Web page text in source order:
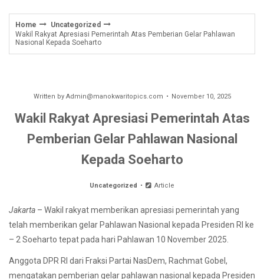
Home
Uncategorized
Wakil Rakyat Apresiasi Pemerintah Atas Pemberian Gelar Pahlawan
Nasional Kepada Soeharto
Written by Admin@manokwaritopics.com November 10, 2025
Wakil Rakyat Apresiasi Pemerintah Atas
Pemberian Gelar Pahlawan Nasional
Kepada Soeharto
Uncategorized Article
Jakarta – Wakil rakyat memberikan apresiasi pemerintah yang
telah memberikan gelar Pahlawan Nasional kepada Presiden RI ke
– 2 Soeharto tepat pada hari Pahlawan 10 November 2025.
Anggota DPR RI dari Fraksi Partai NasDem, Rachmat Gobel,
mengatakan pemberian gelar pahlawan nasional kepada Presiden